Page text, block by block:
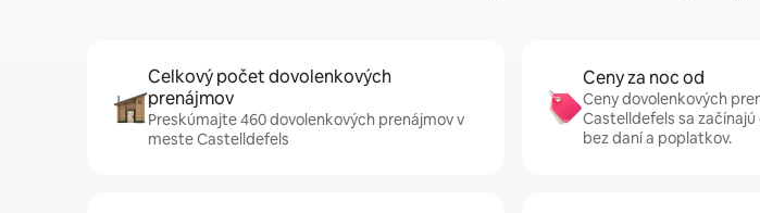
Celkový počet dovolenkových
prenájmov
Preskúmajte 460 dovolenkových prenájmov v
meste Castelldefels
Ceny za noc od
Ceny dovolenkových
Castelldefels sa začínajú
bez daní a poplatkov.